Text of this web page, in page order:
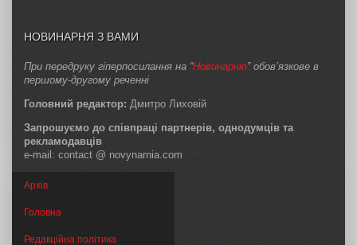
НОВИНАРНЯ З ВАМИ
При передруку гіперпосилання на “Новинарню” обов’язкове в
першому-другому реченні
Головний редактор: Дмитро Лиховій
Запрошуємо до співпраці партнерів, однодумців та
рекламодавців
e-mail: contact @ novynarnia.com
Архів
Головна
Редакційна політика